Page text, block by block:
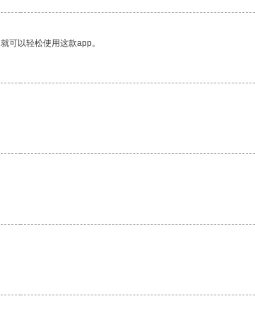
可以轻松使用这款app。